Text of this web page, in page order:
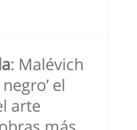
: Malévich
el
arte